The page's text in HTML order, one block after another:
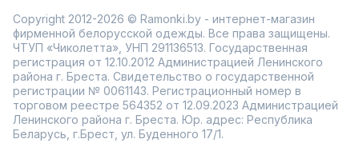
Детали. Расположение пайеток — ключевой элемент.
Они могут быть на рукавах, воротнике или по всему
джемперу, создавая разные акценты.
В интернет-магазине Ramonki представлен большой
выбор одежды от белорусских производителей. Здесь
можно купить женские джемперы с пайетками,
подходящие как для повседневной носки, так и для
особых случаев. Ассортимент радует разнообразием
дизайнов, цветов и размеров, чтобы каждая модница
нашла именно то, что ей нужно.
Copyright 2012-2026 © Ramonki.by - интернет-магазин
фирменной белорусской одежды. Все права защищены.
ЧТУП «Чиколетта», УНП 291136513. Государственная
регистрация от 12.10.2012 Администрацией Ленинского
района г. Бреста. Свидетельство о государственной
регистрации № 0061143. Регистрационный номер в
торговом реестре 564352 от 12.09.2023 Администрацией
Ленинского района г. Бреста. Юр. адрес: Республика
Беларусь, г.Брест, ул. Буденного 17/1.